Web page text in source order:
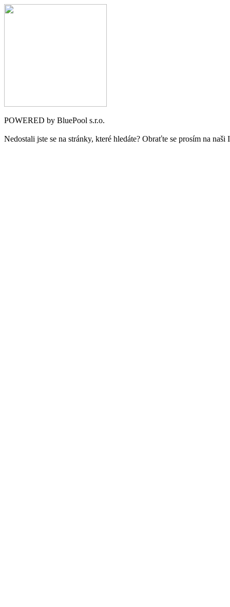
POWERED by BluePool s.r.o.
Nedostali jste se na stránky, které hledáte? Obraťte se prosím na